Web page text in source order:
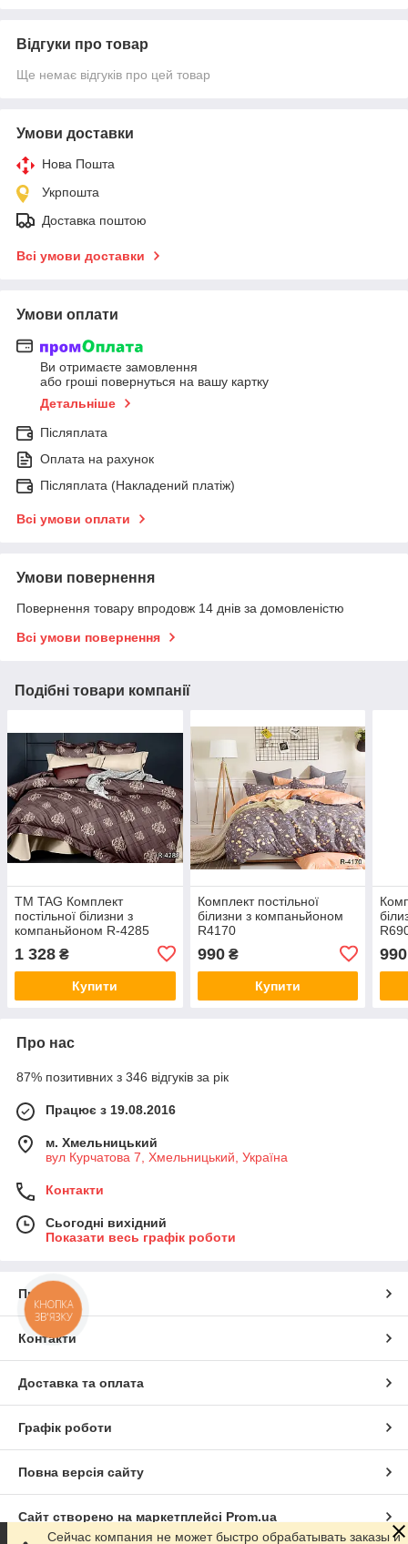
Відгуки про товар
Ще немає відгуків про цей товар
Умови доставки
Нова Пошта
Укрпошта
Доставка поштою
Всі умови доставки
Умови оплати
Ви отримаєте замовлення
або гроші повернуться на вашу картку
Детальніше
Післяплата
Оплата на рахунок
Післяплата (Накладений платіж)
Всі умови оплати
Умови повернення
Повернення товару впродовж 14 днів за домовленістю
Всі умови повернення
Подібні товари компанії
ТМ TAG Комплект
постільної білизни з
компаньйоном R-4285
1 328 ₴
Купити
Комплект постільної
білизни з компаньйоном
R4170
990₴
Купити
990
Про нас
87% позитивних з 346 відгуків за рік
Працює з 19.08.2016
м. Хмельницький
вул Курчатова 7, Хмельницький, Україна
Контакти
Сьогодні вихідний
Показати весь графік роботи
Про нас
Контакти
Доставка та оплата
Графік роботи
Повна версія сайту
Сайт створено на маркетплейсі Prom.ua
Сейчас компания не может быстро обрабатывать заказы и
КНОПКА
ЗВ'ЯЗКУ